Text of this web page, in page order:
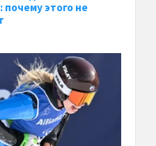
этого не